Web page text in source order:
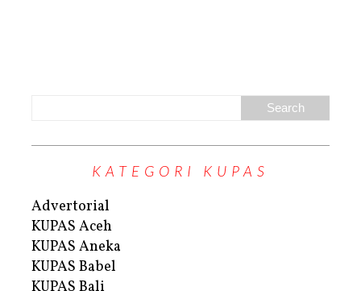
KATEGORI KUPAS
Advertorial
KUPAS Aceh
KUPAS Aneka
KUPAS Babel